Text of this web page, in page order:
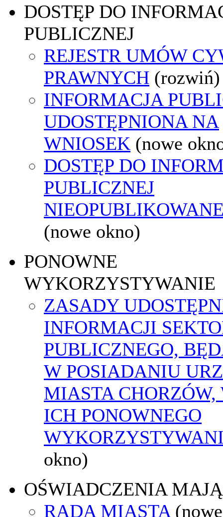
DOSTĘP DO
PUBLICZNEJ
REJESTR UMÓW
PRAWNYCH (rozwiń)
INFORMACJA
UDOSTĘPNIONA NA
WNIOSEK (nowe
DOSTĘP DO
PUBLICZNEJ
(nowe okno)
PONOWNE
WYKORZYSTYWANIE
ZASADY
INFORMACJI
PUBLICZNEGO,
W POSIADANIU
MIASTA CHORZÓW,
ICH PONOWNEGO
okno)
OŚWIADCZENIA
RADA MIASTA